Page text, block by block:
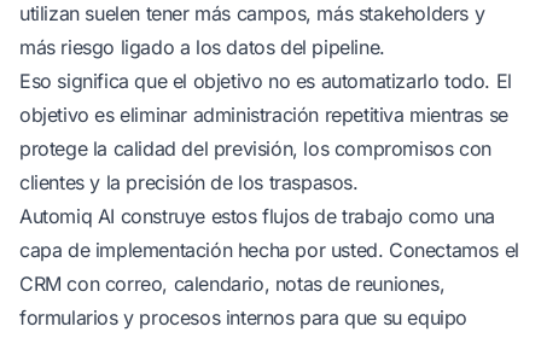
utilizan suelen tener más campos, más stakeholders y
más riesgo ligado a los datos del pipeline.
Eso significa que el objetivo no es automatizarlo todo. El
objetivo es eliminar administración repetitiva mientras se
protege la calidad del previsión, los compromisos con
clientes y la precisión de los traspasos.
Automiq AI construye estos flujos de trabajo como una
capa de implementación hecha por usted. Conectamos el
CRM con correo, calendario, notas de reuniones,
formularios y procesos internos para que su equipo